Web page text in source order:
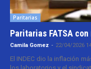
Paritarias
Paritarias FATSA
Camila Gomez - 22/04/2026
El INDEC dio la inflación